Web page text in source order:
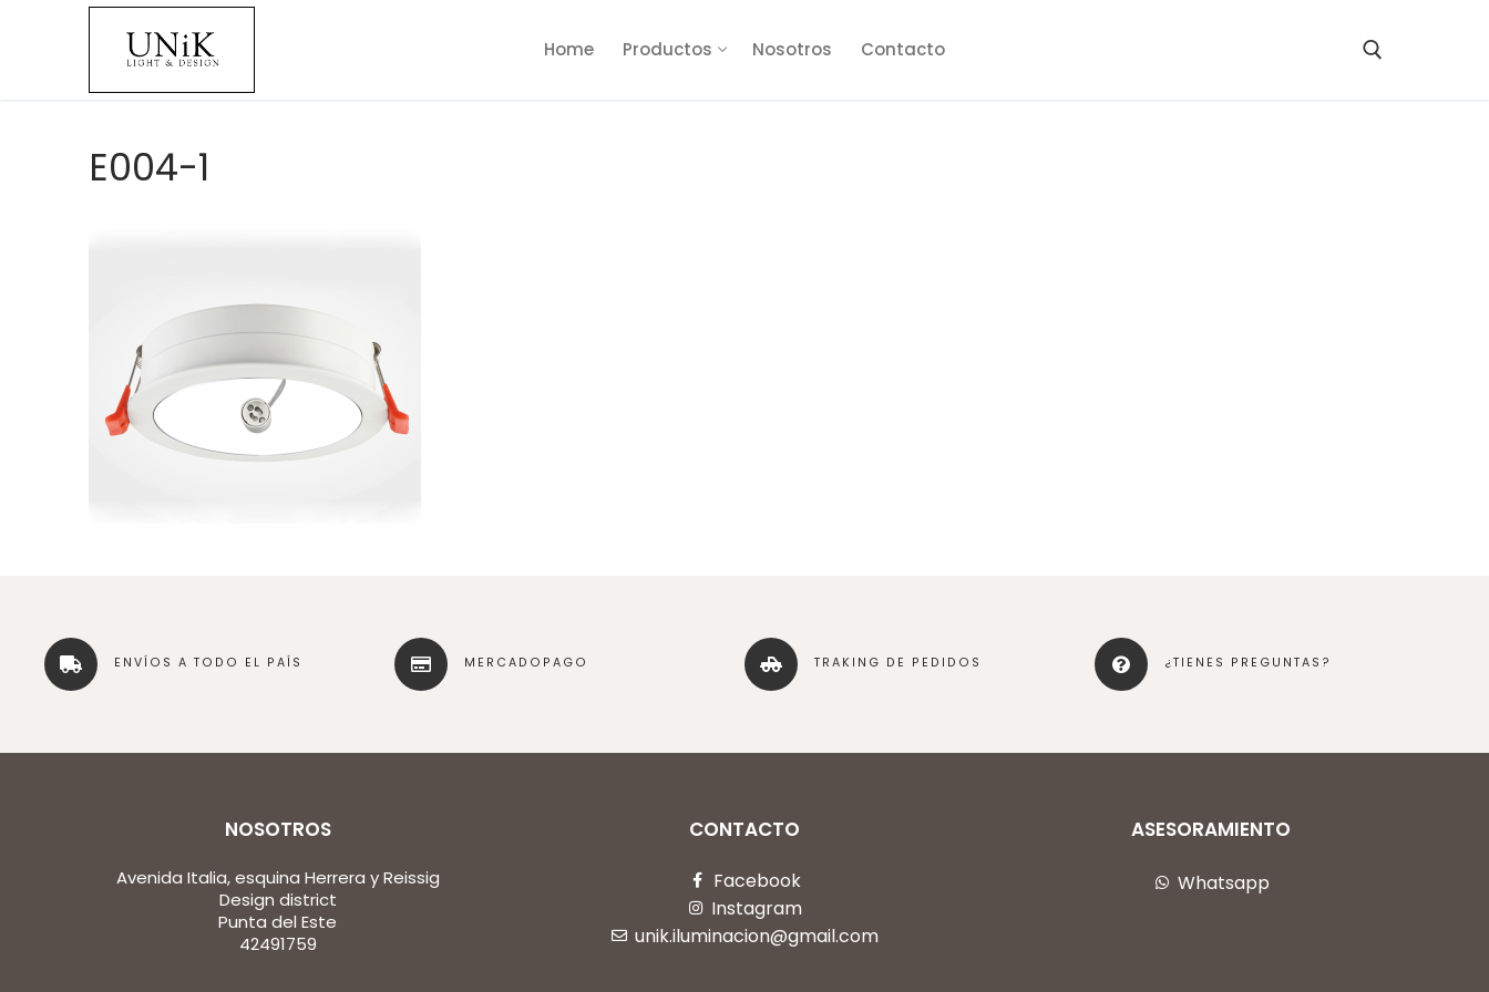
Home Productos Nosotros Contacto
E004-1
ENVÍOS A TODO EL PAÍS MERCADOPAGO TRAKING DE PEDIDOS ¿TIENES PREGUNTAS?
NOSOTROS
Avenida Italia, esquina Herrera y Reissig
Design district
Punta del Este
42491759
CONTACTO
Facebook
Instagram
unik.iluminacion@gmail.com
ASESORAMIENTO
Whatsapp